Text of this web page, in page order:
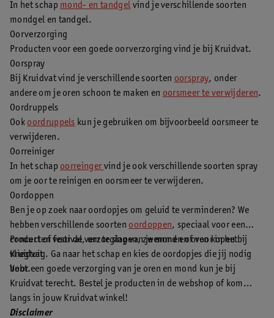
In het schap mond- en tandgel vind je verschillende soorten
mondgel en tandgel.
Oorverzorging
Producten voor een goede oorverzorging vind je bij Kruidvat.
Oorspray
Bij Kruidvat vind je verschillende soorten oorspray, onder
andere om je oren schoon te maken en oorsmeer te verwijderen.
Oordruppels
Ook oordruppels kun je gebruiken om bijvoorbeeld oorsmeer te
verwijderen.
Oorreiniger
In het schap oorreinger vind je ook verschillende soorten spray
om je oor te reinigen en oorsmeer te verwijderen.
Oordoppen
Ben je op zoek naar oordopjes om geluid te verminderen? We
hebben verschillende soorten oordoppen, speciaal voor een
concert of festival, om te slapen, zwemmen of voor in het
vliegtuig. Ga naar het schap en kies de oordopjes die jij nodig
hebt.
Producten voor de verzorging van je mond en oren kopen bij
Kruidvat
Voor een goede verzorging van je oren en mond kun je bij
Kruidvat terecht. Bestel je producten in de webshop of kom
langs in jouw Kruidvat winkel!
Disclaimer